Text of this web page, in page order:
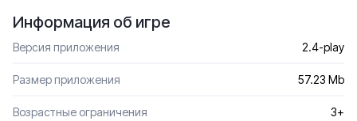
Информация об игре
Версия приложения 2.4-play
Размер приложения 57.23 Mb
Возрастные ограничения 3+